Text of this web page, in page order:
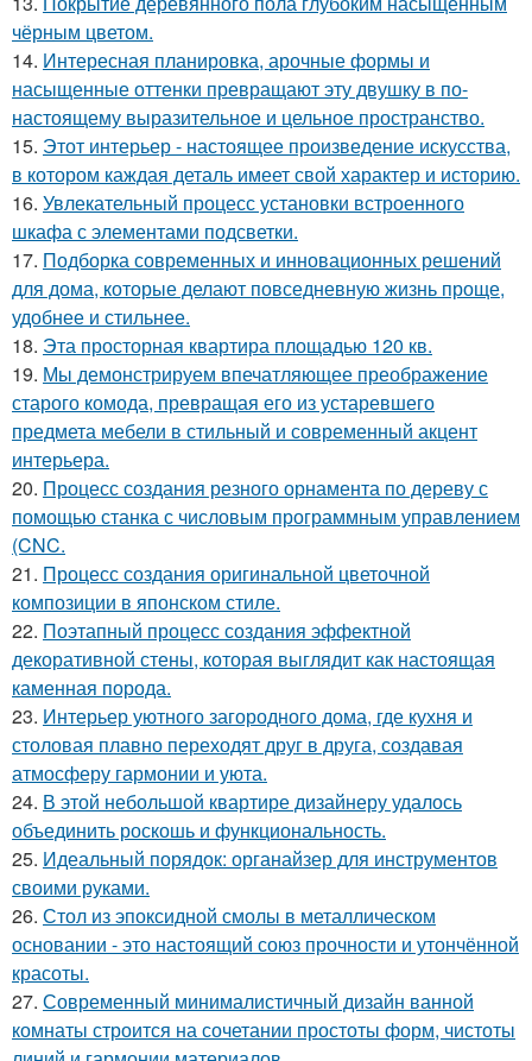
чёрным цветом.
14. Интересная планировка, арочные формы и
насыщенные оттенки превращают эту двушку в по-
настоящему выразительное и цельное пространство.
15. Этот интерьер - настоящее произведение искусства,
в котором каждая деталь имеет свой характер и историю.
16. Увлекательный процесс установки встроенного
шкафа с элементами подсветки.
17. Подборка современных и инновационных решений
для дома, которые делают повседневную жизнь проще,
удобнее и стильнее.
18. Эта просторная квартира площадью 120 кв.
19. Мы демонстрируем впечатляющее преображение
старого комода, превращая его из устаревшего
предмета мебели в стильный и современный акцент
интерьера.
20. Процесс создания резного орнамента по дереву с
помощью станка с числовым программным управлением
(CNC.
21. Процесс создания оригинальной цветочной
композиции в японском стиле.
22. Поэтапный процесс создания эффектной
декоративной стены, которая выглядит как настоящая
каменная порода.
23. Интерьер уютного загородного дома, где кухня и
столовая плавно переходят друг в друга, создавая
атмосферу гармонии и уюта.
24. В этой небольшой квартире дизайнеру удалось
объединить роскошь и функциональность.
25. Идеальный порядок: органайзер для инструментов
своими руками.
26. Стол из эпоксидной смолы в металлическом
основании - это настоящий союз прочности и утончённой
красоты.
27. Современный минималистичный дизайн ванной
комнаты строится на сочетании простоты форм, чистоты